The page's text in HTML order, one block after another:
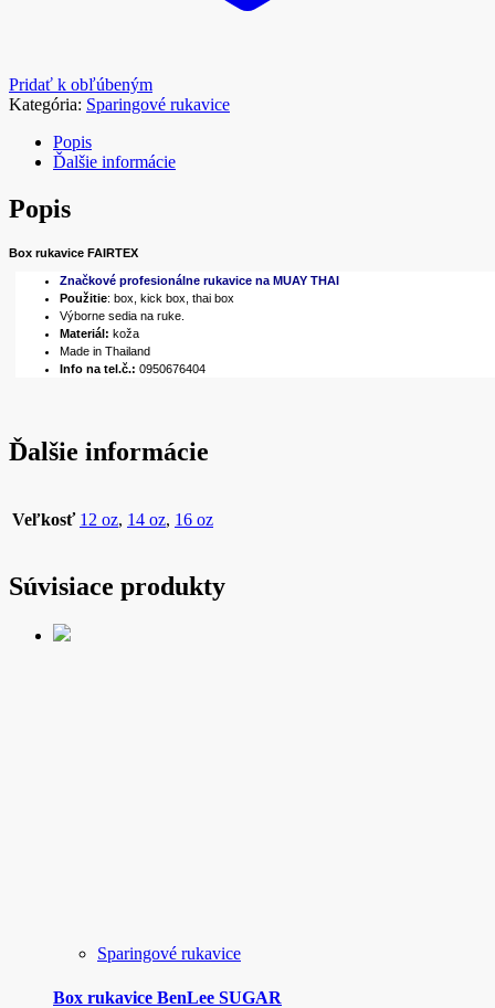
Pridať k obľúbeným
Kategória: Sparingové rukavice
Popis
Ďalšie informácie
Popis
Box rukavice FAIRTEX
Značkové profesionálne rukavice na MUAY THAI
Použitie: box, kick box, thai box
Výborne sedia na ruke.
Materiál: koža
Made in Thailand
Info na tel.č.: 0950676404
Ďalšie informácie
Veľkosť 12 oz, 14 oz, 16 oz
Súvisiace produkty
Sparingové rukavice
Box rukavice BenLee SUGAR